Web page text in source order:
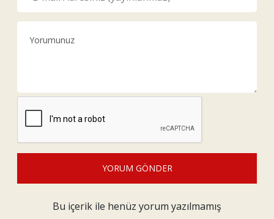
YORUM GÖNDER
Bu içerik ile henüz yorum yazılmamış